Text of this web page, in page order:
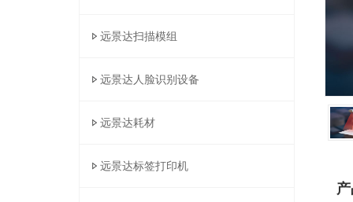
远景达扫描模组
远景达人脸识别设备
远景达耗材
远景达标签打印机